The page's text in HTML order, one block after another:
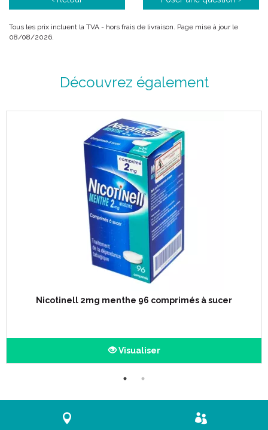
Tous les prix incluent la TVA - hors frais de livraison. Page mise à jour le
08/08/2026.
Découvrez également
Nicotinell 2mg menthe 96 comprimés à sucer
Visualiser